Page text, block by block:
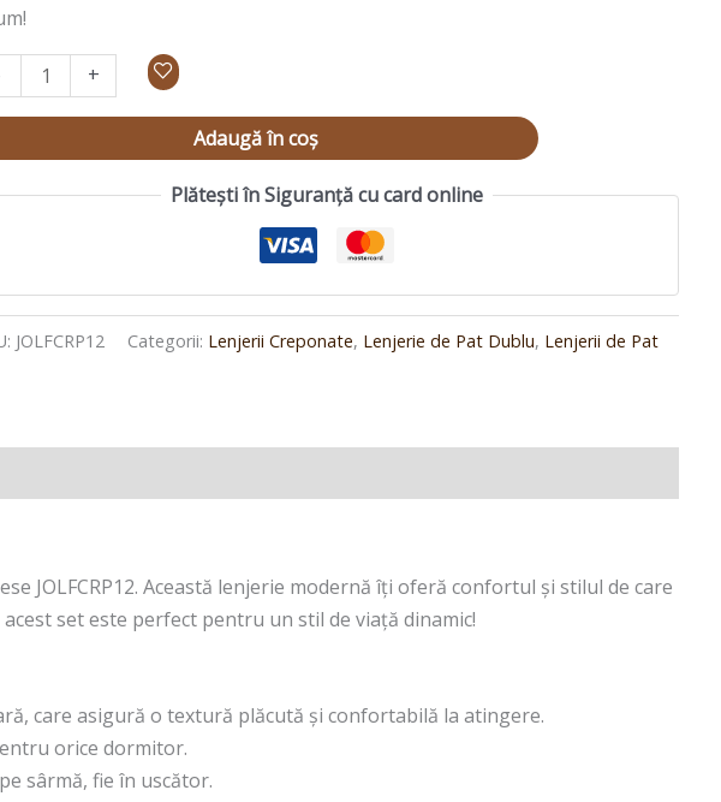
+
Adaugă în coș
Plătești în Siguranță cu card online
JOLFCRP12 Categorii: Lenjerii Creponate, Lenjerie de Pat Dublu, Lenjerii de Pat
JOLFCRP12. Această lenjerie modernă îți oferă confortul și stilul de care
set este perfect pentru un stil de viață dinamic!
care asigură o textură plăcută și confortabilă la atingere.
orice dormitor.
sârmă, fie în uscător.